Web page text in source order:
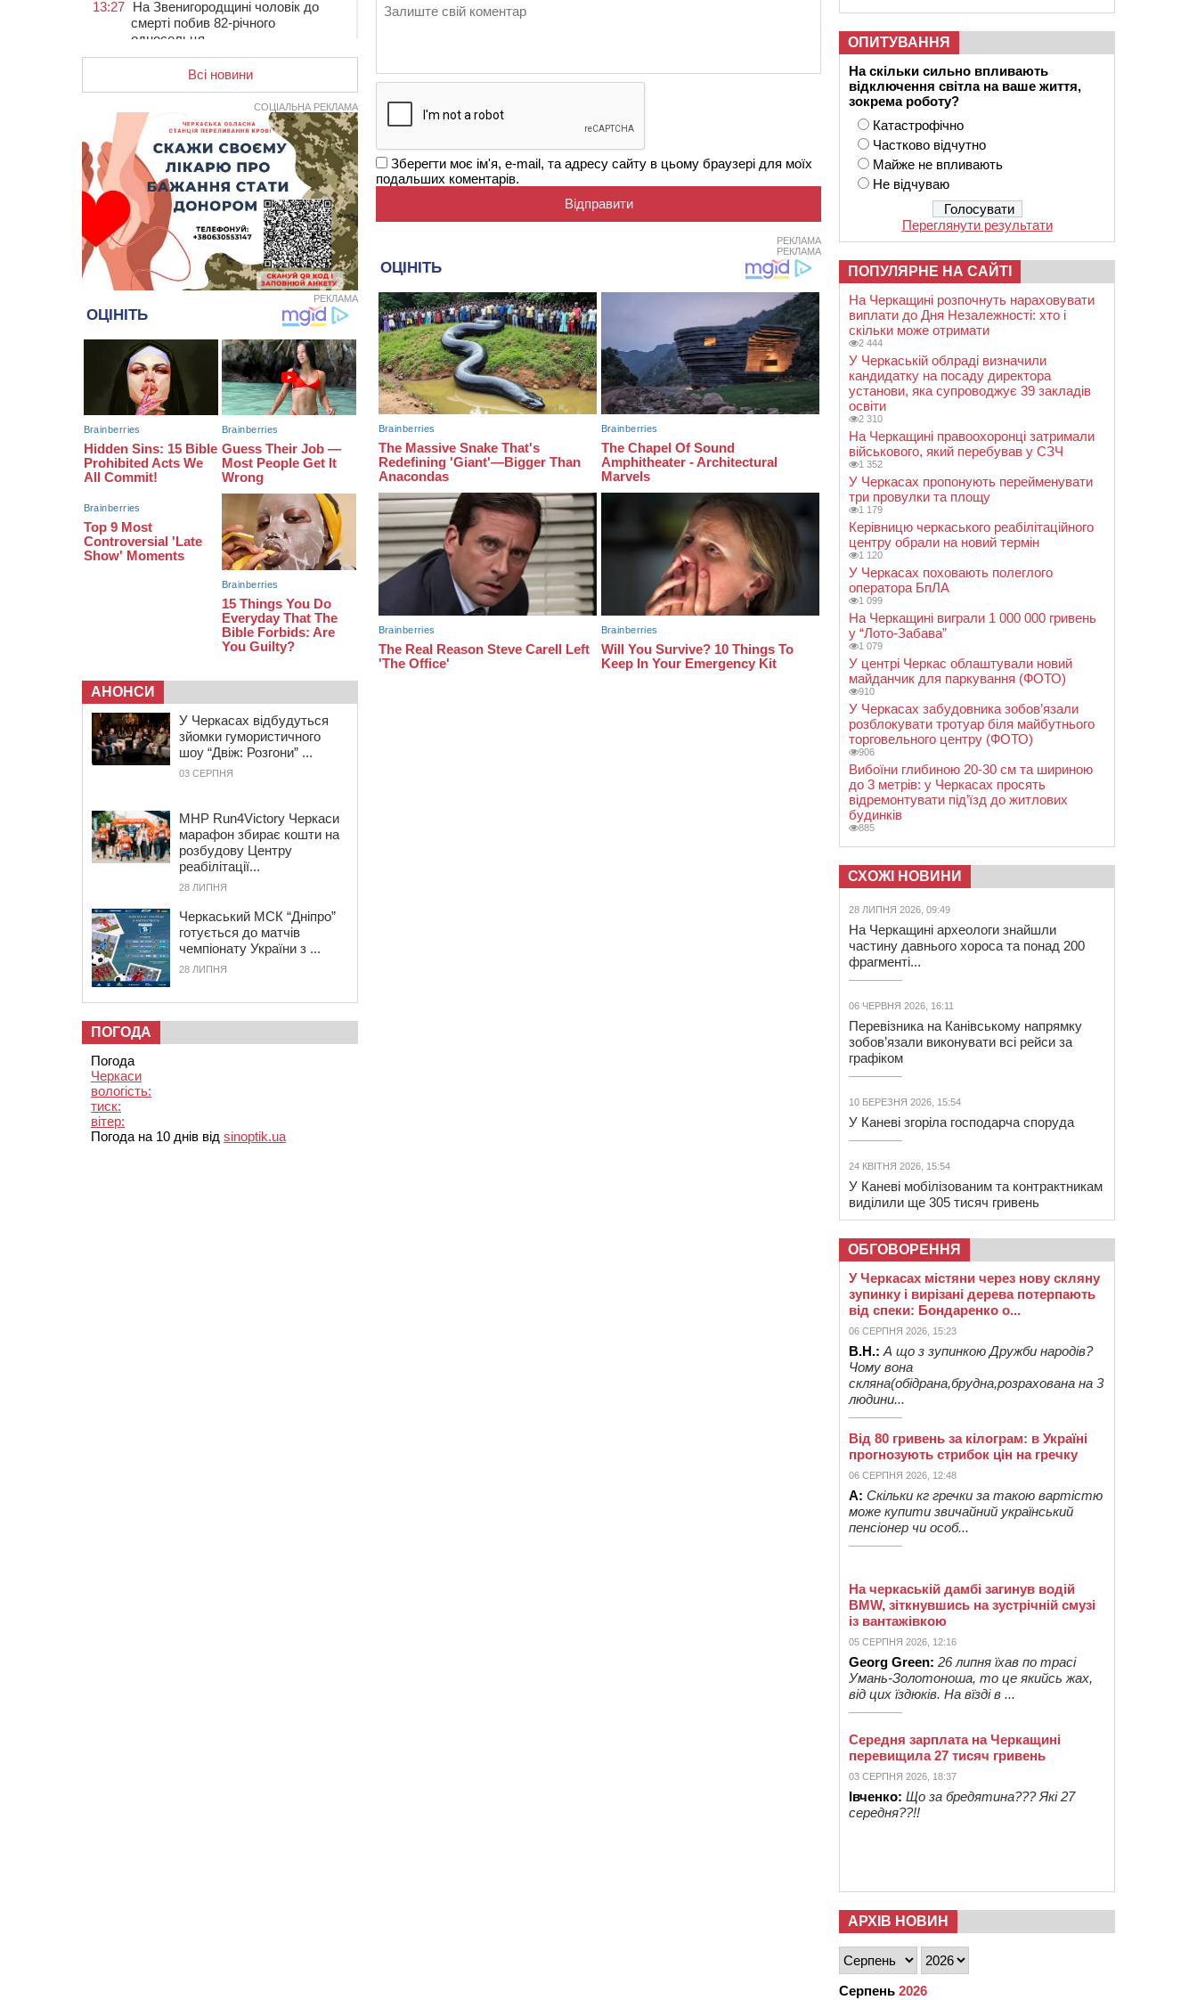
Зберегти моє ім'я, e-mail, та адресу сайту в цьому браузері для моїх
подальших коментарів.
РЕКЛАМА
РЕКЛАМА
13:27 На Звенигородщині чоловік до
смерті побив 82-річного
односельця
У Черкасах СБУ викрила
прокремлівську агітаторку, яка
закликала до захоплення
України
12:50
“Як сказати дитині, що тато
загинув?”: для вихователів
Черкащини запускають серію
унікальних тренінгів
12:14
На Золотоніщині вже десяту
добу гасять пожежу торфу
11:35
Від 80 гривень за кілограм: в
Україні прогнозують стрибок цін на
10:56
Захисника зі Звенигородщини,
який обороняв Авдіївку,
нагородили “Комбатантським
хрестом”
10:10
На Черкащині п’яний мотоцикліст
зіткнувся з мопедом: двоє людей у
лікарні
09:42
Ветерани МСК “Дніпро” вибороли
бронзу чемпіонату України
На Уманщині підрядника
зобов’язали сплатити понад 670
тис грн штрафу за незаконні зміни
до договору
Всі новини
СОЦІАЛЬНА РЕКЛАМА
РЕКЛАМА
АНОНСИ
У Черкасах відбудуться
зйомки гумористичного
шоу “Двіж: Розгони” ...
03 СЕРПНЯ
MHP Run4Victory Черкаси
марафон збирає кошти на
розбудову Центру
реабілітації...
28 ЛИПНЯ
Черкаський МСК “Дніпро”
готується до матчів
чемпіонату України з ...
28 ЛИПНЯ
ПОГОДА
Погода
Черкаси
вологість:
тиск:
вітер:
Погода на 10 днів від sinoptik.ua
ОПИТУВАННЯ
На скільки сильно впливають
відключення світла на ваше життя,
зокрема роботу?
Катастрофічно
Частково відчутно
Майже не впливають
Не відчуваю
Переглянути результати
ПОПУЛЯРНЕ НА САЙТІ
На Черкащині розпочнуть нараховувати
виплати до Дня Незалежності: хто і
скільки може отримати
2 444
У Черкаській облраді визначили
кандидатку на посаду директора
установи, яка супроводжує 39 закладів
освіти
2 310
На Черкащині правоохоронці затримали
військового, який перебував у СЗЧ
1 352
У Черкасах пропонують перейменувати
три провулки та площу
1 179
Керівницю черкаського реабілітаційного
центру обрали на новий термін
1 120
У Черкасах поховають полеглого
оператора БпЛА
1 099
На Черкащині виграли 1 000 000 гривень
у “Лото-Забава”
1 079
У центрі Черкас облаштували новий
майданчик для паркування (ФОТО)
910
У Черкасах забудовника зобов’язали
розблокувати тротуар біля майбутнього
торговельного центру (ФОТО)
906
Вибоїни глибиною 20-30 см та шириною
до 3 метрів: у Черкасах просять
відремонтувати під’їзд до житлових
будинків
885
СХОЖІ НОВИНИ
28 ЛИПНЯ 2026, 09:49
На Черкащині археологи знайшли
частину давнього хороса та понад 200
фрагменті...
06 ЧЕРВНЯ 2026, 16:11
Перевізника на Канівському напрямку
зобов’язали виконувати всі рейси за
графіком
10 БЕРЕЗНЯ 2026, 15:54
У Каневі згоріла господарча споруда
24 КВІТНЯ 2026, 15:54
У Каневі мобілізованим та контрактникам
виділили ще 305 тисяч гривень
ОБГОВОРЕННЯ
У Черкасах містяни через нову скляну
зупинку і вирізані дерева потерпають
від спеки: Бондаренко о...
06 СЕРПНЯ 2026, 15:23
В.Н.: А що з зупинкою Дружби народів?
Чому вона
скляна(обідрана,брудна,розрахована на 3
людини...
Від 80 гривень за кілограм: в Україні
прогнозують стрибок цін на гречку
06 СЕРПНЯ 2026, 12:48
А: Скільки кг гречки за такою вартістю
може купити звичайний український
пенсіонер чи особ...
На черкаській дамбі загинув водій
BMW, зіткнувшись на зустрічній смузі
із вантажівкою
05 СЕРПНЯ 2026, 12:16
Georg Green: 26 липня їхав по трасі
Умань-Золотоноша, то це якийсь жах,
від цих їздюків. На вїзді в ...
Середня зарплата на Черкащині
перевищила 27 тисяч гривень
03 СЕРПНЯ 2026, 18:37
Івченко: Що за бредятина??? Які 27
середня??!!
АРХІВ НОВИН
Серпень 2026